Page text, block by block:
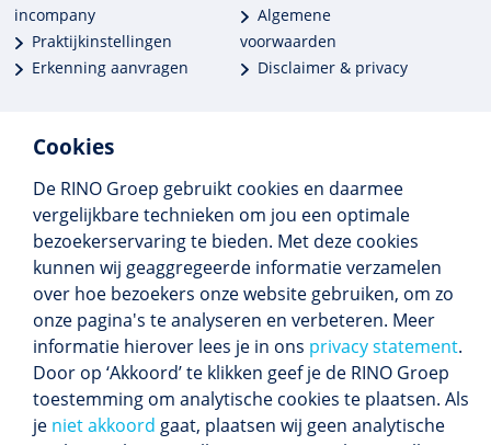
Cookies
De RINO Groep gebruikt cookies en daarmee
vergelijkbare technieken om jou een optimale
bezoekerservaring te bieden. Met deze cookies
kunnen wij geaggregeerde informatie verzamelen
over hoe bezoekers onze website gebruiken, om zo
onze pagina's te analyseren en verbeteren. Meer
informatie hierover lees je in ons privacy statement.
Door op ‘Akkoord’ te klikken geef je de RINO Groep
toestemming om analytische cookies te plaatsen. Als
je niet akkoord gaat, plaatsen wij geen analytische
incompany
Praktijkinstellingen
Erkenning aanvragen
Algemene
voorwaarden
Disclaimer & privacy
Meer dan 250 opleidingen
Alle BIG-opleidingen in huis
Cedeo-erkend en CRKBO-geregistreerd
Gemiddelde beoordeling 8,4
Volg ons
Blijf op de hoogte van het (nieuwe) scholings­
aanbod en ons laatste nieuws.